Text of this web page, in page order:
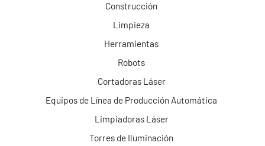
Construcción
Limpieza
Herramientas
Robots
Cortadoras Láser
Equipos de Línea de Producción Automática
Limpiadoras Láser
Torres de Iluminación